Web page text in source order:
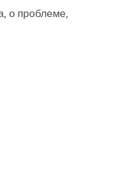
о проблеме,